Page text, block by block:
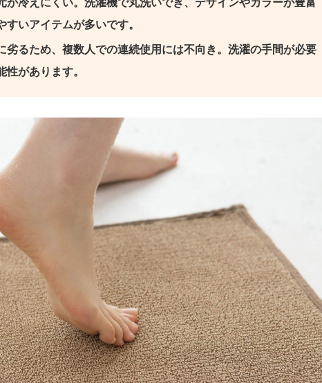
いアイテムが多いです。
劣るため、複数人での連続使用には不向き。洗濯の手間が必要
があります。